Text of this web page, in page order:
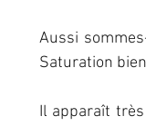
Aussi
Saturation
Il apparaît